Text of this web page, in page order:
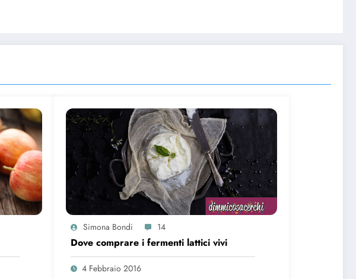
Simona Bondi 14
Dove comprare i fermenti lattici vivi
4 Febbraio 2016